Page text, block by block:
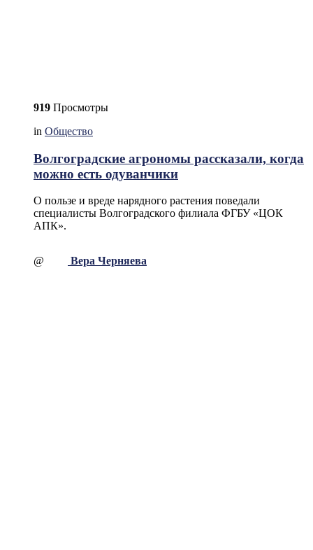
919 Просмотры
in Общество
Волгоградские агрономы рассказали, когда
можно есть одуванчики
О пользе и вреде нарядного растения поведали
специалисты Волгоградского филиала ФГБУ «ЦОК
АПК».
@ Вера Черняева